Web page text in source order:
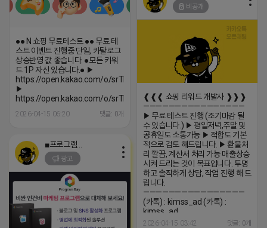
●● N 쇼핑 무료테스트 ●● 무료 테
스트 이벤트 진행중 단일, 카탈로그
상승반영 값 좋습니다. ●모든 키워
드 1P 자신 있습니다.● ▶
https://open.kakao.com/o/srTIWKci
▶
https://open.kakao.com/o/srTIWKci
2026-04-15 06:20 댓글: 0개
비공개
❰❰❰ 쇼핑 리워드 개발사 ❱❱❱
————————————————
▶ 무료 테스트 진행 (조기마감 될
수 있습니다.) ▶ 평일저녁,주말 및
공휴일도 소통가능 ▶ 적합도 기본
적으로 검토 해드립니다. ▶ 환불처
리 깔끔, 계산서 처리 가능 매출상승
시켜 드리는 것이 목표입니다. 투명
하고 솔직하게 상담, 작업 진행 해 드
립니다.
————————————————
(카톡) : kimss_ad (카톡) :
kimss_ad
2026-04-15 03:42 댓글: 0개
광고